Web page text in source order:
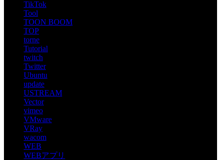
TikTok
Tool
TOON BOOM
TOP
torne
Tutorial
twitch
Twitter
Ubuntu
update
USTREAM
Vector
vimeo
VMware
VRay
wacom
WEB
WEBアプリ